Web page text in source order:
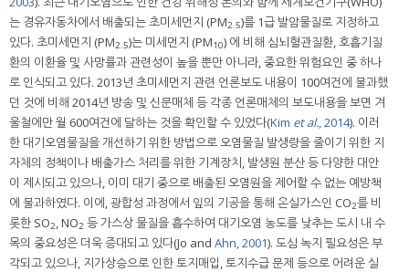
는 경유자동차에서 배출되는 초미세먼지 (PM2.5)를 1급 발암물질로 지정하고
있다. 초미세먼지 (PM2.5)는 미세먼지 (PM10) 에 비해 심뇌혈관질환, 호흡기질
환의 이환율 및 사망률과 관련성이 높을 뿐만 아니라, 중요한 위험요인 중 하나
로 인식되고 있다. 2013년 초미세먼지 관련 언론보도 내용이 100여건에 불과했
던 것에 비해 2014년 방송 및 신문매체 등 각종 언론매체의 보도내용을 보면 겨
울철에만 월 600여건에 달하는 것을 확인할 수 있었다(Kim et al., 2014). 이러
한 대기오염물질을 개선하기 위한 방법으로 오염물질 발생량을 줄이기 위한 지
자체의 정책이나 배출가스 처리를 위한 기계장치, 발생원 분산 등 다양한 대안
이 제시되고 있으나, 이미 대기 중으로 배출된 오염원을 제어할 수 없는 예방책
에 불과하였다. 이에, 광합성 과정에서 잎의 기공을 통해 온실가스인 CO2를 비
롯한 SO2, NO2 등 가스상 물질을 흡수하여 대기오염 농도를 낮추는 도시 내 수
목의 중요성은 더욱 증대되고 있다(Jo and Ahn, 2001). 도심 녹지 필요성은 부
각되고 있으나, 지가상승으로 인한 토지매입, 토지수급 문제 등으로 어려운 실